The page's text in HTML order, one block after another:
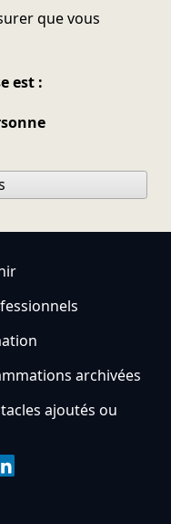
que vous
est :
archivées
ajoutés ou